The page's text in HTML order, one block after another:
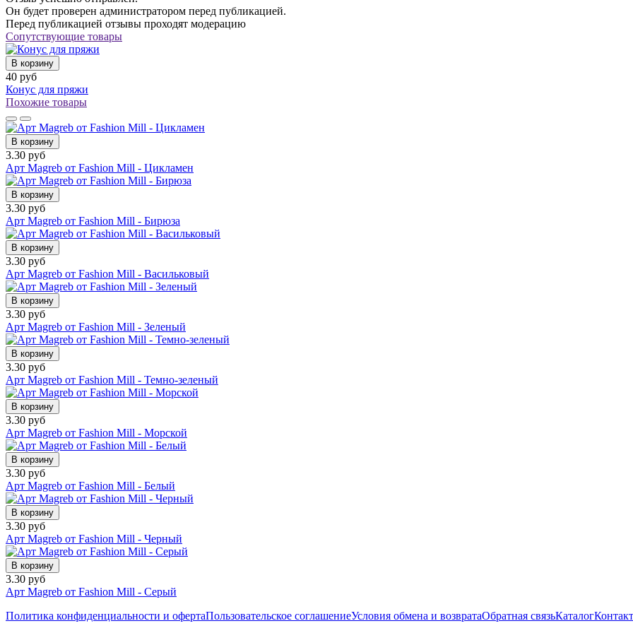
Он будет проверен администратором перед публикацией.
Перед публикацией отзывы проходят модерацию
Сопутствующие товары
В корзину
40 руб
Конус для пряжи
Похожие товары
В корзину
3.30 руб
Арт Magreb от Fashion Mill - Цикламен
В корзину
3.30 руб
Арт Magreb от Fashion Mill - Бирюза
В корзину
3.30 руб
Арт Magreb от Fashion Mill - Васильковый
В корзину
3.30 руб
Арт Magreb от Fashion Mill - Зеленый
В корзину
3.30 руб
Арт Magreb от Fashion Mill - Темно-зеленый
В корзину
3.30 руб
Арт Magreb от Fashion Mill - Морской
В корзину
3.30 руб
Арт Magreb от Fashion Mill - Белый
В корзину
3.30 руб
Арт Magreb от Fashion Mill - Черный
В корзину
3.30 руб
Арт Magreb от Fashion Mill - Серый
Политика конфиденциальности и офертаПользовательское соглашениеУсловия обмена и возвратаОбратная связьКаталог